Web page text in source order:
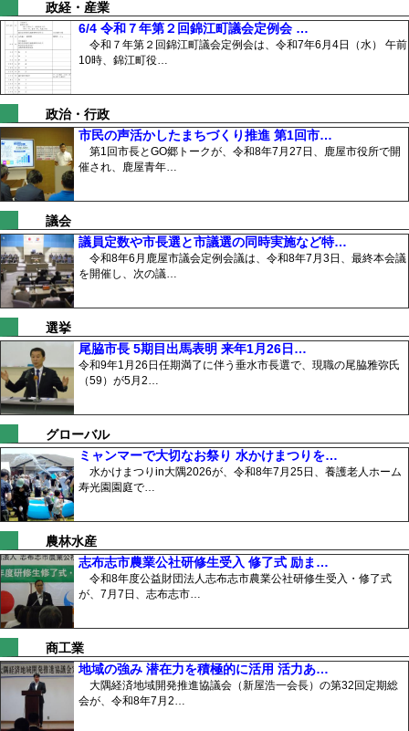
政経・産業
6/4 令和７年第２回錦江町議会定例会 …
令和７年第２回錦江町議会定例会は、令和7年6月4日（水） 午前
10時、錦江町役…
政治・行政
市民の声活かしたまちづくり推進 第1回市…
第1回市長とGO郷トークが、令和8年7月27日、鹿屋市役所で開
催され、鹿屋青年…
議会
議員定数や市長選と市議選の同時実施など特…
令和8年6月鹿屋市議会定例会議は、令和8年7月3日、最終本会議
を開催し、次の議…
選挙
尾脇市長 5期目出馬表明 来年1月26日…
令和9年1月26日任期満了に伴う垂水市長選で、現職の尾脇雅弥氏
（59）が5月2…
グローバル
ミャンマーで大切なお祭り 水かけまつりを…
水かけまつりin大隅2026が、令和8年7月25日、養護老人ホーム
寿光園園庭で…
農林水産
志布志市農業公社研修生受入 修了式 励ま…
令和8年度公益財団法人志布志市農業公社研修生受入・修了式
が、7月7日、志布志市…
商工業
地域の強み 潜在力を積極的に活用 活力あ…
大隅経済地域開発推進協議会（新屋浩一会長）の第32回定期総
会が、令和8年7月2…